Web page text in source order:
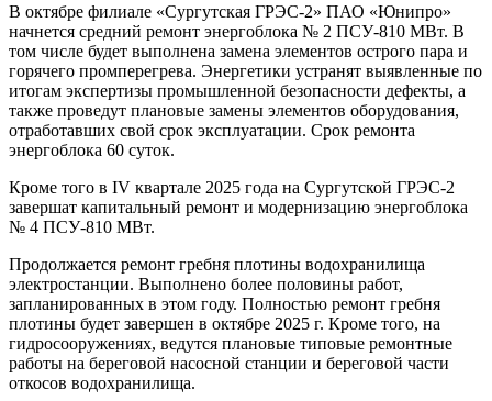
В октябре филиале «Сургутская ГРЭС-2» ПАО «Юнипро»
начнется средний ремонт энергоблока № 2 ПСУ-810 МВт. В
том числе будет выполнена замена элементов острого пара и
горячего промперегрева. Энергетики устранят выявленные по
итогам экспертизы промышленной безопасности дефекты, а
также проведут плановые замены элементов оборудования,
отработавших свой срок эксплуатации. Срок ремонта
энергоблока 60 суток.
Кроме того в IV квартале 2025 года на Сургутской ГРЭС-2
завершат капитальный ремонт и модернизацию энергоблока
№ 4 ПСУ-810 МВт.
Продолжается ремонт гребня плотины водохранилища
электростанции. Выполнено более половины работ,
запланированных в этом году. Полностью ремонт гребня
плотины будет завершен в октябре 2025 г. Кроме того, на
гидросооружениях, ведутся плановые типовые ремонтные
работы на береговой насосной станции и береговой части
откосов водохранилища.